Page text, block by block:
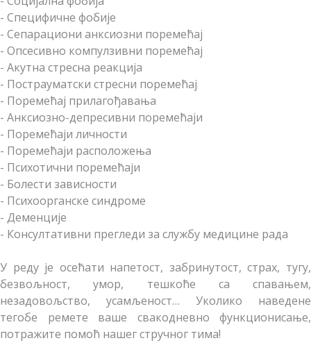
- Специфичне фобије
- Сепарациони анксиозни поремећај
- Опсесивно компулзивни поремећај
- Акутна стресна реакција
- Пострауматски стресни поремећај
- Поремећај прилагођавања
- Анксиозно-депресивни поремећаји
- Поремећаји личности
- Поремећаји расположења
- Психотични поремећаји
- Болести зависности
- Психоорганске синдроме
- Деменције
- Консултативни прегледи за службу медицине рада
У реду је осећати напетост, забринутост, страх, тугу,
безвољност, умор, тешкоће са спавањем,
незадовољство, усамљеност… Уколико наведене
тегобе ремете ваше свакодневно функционисање,
потражите помоћ нашег стручног тима!